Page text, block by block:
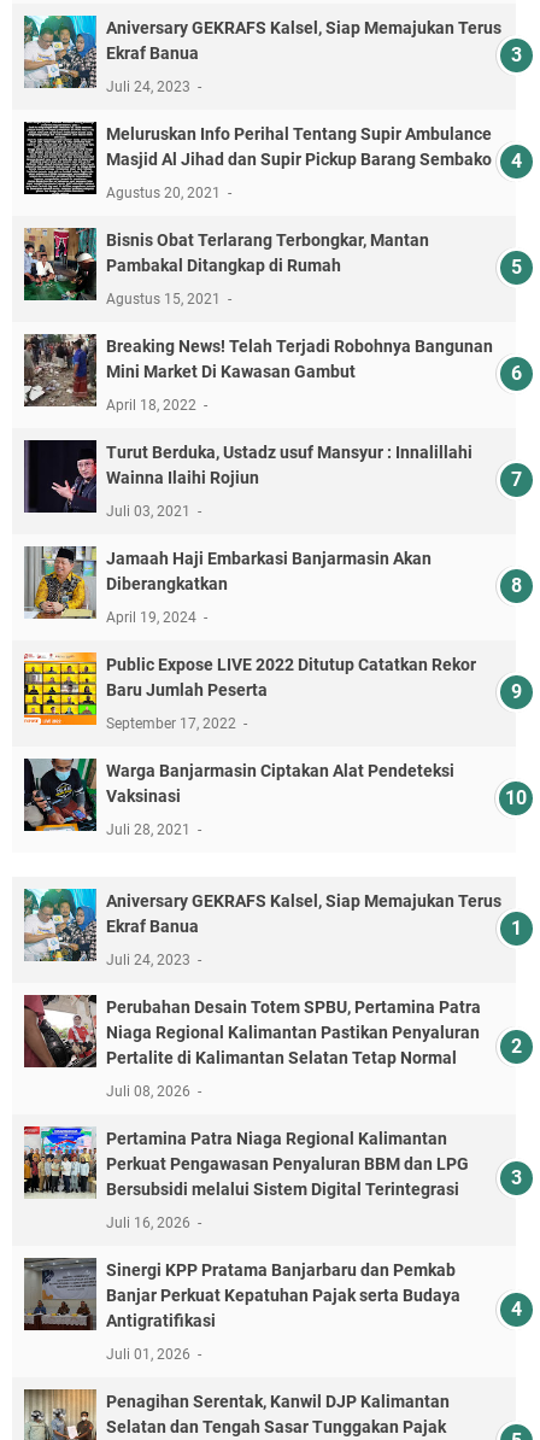
Aniversary GEKRAFS Kalsel, Siap Memajukan Terus
Ekraf Banua
Juli 24, 2023
Meluruskan Info Perihal Tentang Supir Ambulance
Masjid Al Jihad dan Supir Pickup Barang Sembako
Agustus 20, 2021
Bisnis Obat Terlarang Terbongkar, Mantan
Pambakal Ditangkap di Rumah
Agustus 15, 2021
Breaking News! Telah Terjadi Robohnya Bangunan
Mini Market Di Kawasan Gambut
April 18, 2022
Turut Berduka, Ustadz usuf Mansyur : Innalillahi
Wainna Ilaihi Rojiun
Juli 03, 2021
Jamaah Haji Embarkasi Banjarmasin Akan
Diberangkatkan
April 19, 2024
Public Expose LIVE 2022 Ditutup Catatkan Rekor
Baru Jumlah Peserta
September 17, 2022
Warga Banjarmasin Ciptakan Alat Pendeteksi
Vaksinasi
Juli 28, 2021
Aniversary GEKRAFS Kalsel, Siap Memajukan Terus
Ekraf Banua
Juli 24, 2023
Perubahan Desain Totem SPBU, Pertamina Patra
Niaga Regional Kalimantan Pastikan Penyaluran
Pertalite di Kalimantan Selatan Tetap Normal
Juli 08, 2026
Pertamina Patra Niaga Regional Kalimantan
Perkuat Pengawasan Penyaluran BBM dan LPG
Bersubsidi melalui Sistem Digital Terintegrasi
Juli 16, 2026
Sinergi KPP Pratama Banjarbaru dan Pemkab
Banjar Perkuat Kepatuhan Pajak serta Budaya
Antigratifikasi
Juli 01, 2026
Penagihan Serentak, Kanwil DJP Kalimantan
Selatan dan Tengah Sasar Tunggakan Pajak